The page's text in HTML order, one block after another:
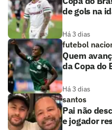
de gols na
Há 3 dias
futebol
Quem
da Copa do
Há 3 dias
santos
Pai não
e jogador